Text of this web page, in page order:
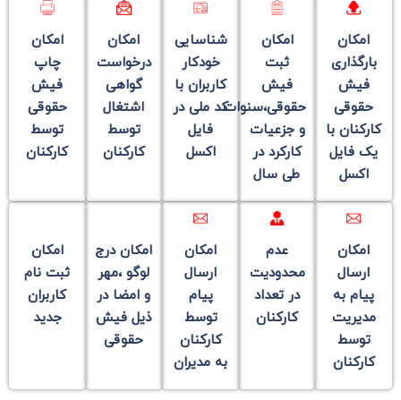
امکان
بارگذاری
فیش
حقوقی
کارکنان با
یک فایل
اکسل
امکان
ثبت
فیش
حقوقی،سنوات
و جزعیات
کارکرد در
طی سال
شناسایی
خودکار
کاربران با
کد ملی در
فایل
اکسل
امکان
درخواست
گواهی
اشتغال
توسط
کارکنان
امکان
چاپ
فیش
حقوقی
توسط
کارکنان
امکان
ارسال
پیام به
مدیریت
توسط
کارکنان
عدم
محدودیت
در تعداد
کارکنان
امکان
ارسال
پیام
توسط
کارکنان
به مدیران
امکان درج
لوگو ،مهر
و امضا در
ذیل فیش
حقوقی
امکان
ثبت نام
کاربران
جدید